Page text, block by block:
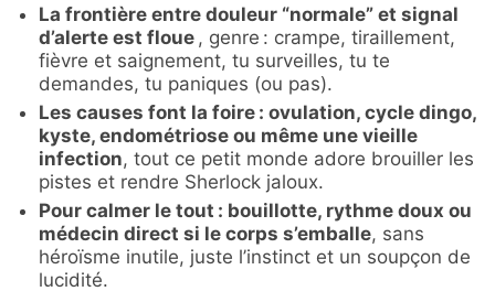
La frontière entre douleur “normale” et signal
d’alerte est floue , genre : crampe, tiraillement,
fièvre et saignement, tu surveilles, tu te
demandes, tu paniques (ou pas).
Les causes font la foire : ovulation, cycle dingo,
kyste, endométriose ou même une vieille
infection, tout ce petit monde adore brouiller les
pistes et rendre Sherlock jaloux.
Pour calmer le tout : bouillotte, rythme doux ou
médecin direct si le corps s’emballe, sans
héroïsme inutile, juste l’instinct et un soupçon de
lucidité.